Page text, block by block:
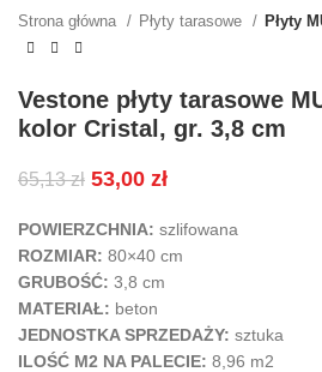
Strona główna Płyty tarasowe Płyty
Vestone płyty tarasowe
kolor Cristal, gr. 3,8 cm
65,13zł 53,00 zł
POWIERZCHNIA: szlifowana
ROZMIAR: 80×40 cm
GRUBOŚĆ: 3,8 cm
MATERIAŁ: beton
JEDNOSTKA SPRZEDAŻY: sztuka
ILOŚĆ M2 NA PALECIE: 8,96 m2